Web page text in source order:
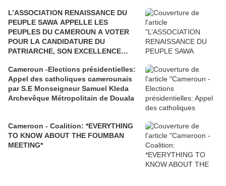
L’ASSOCIATION RENAISSANCE DU
PEUPLE SAWA APPELLE LES
PEUPLES DU CAMEROUN A VOTER
POUR LA CANDIDATURE DU
PATRIARCHE, SON EXCELLENCE
Cameroun -Elections présidentielles:
Appel des catholiques camerounais
par S.E Monseigneur Samuel Kleda
Archevêque Métropolitain de Douala
Cameroon - Coalition: *EVERYTHING
TO KNOW ABOUT THE FOUMBAN
MEETING*